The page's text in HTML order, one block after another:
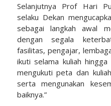
Selanjutnya Prof Hari
selaku Dekan
sebagai langkah awal
dengan segala
fasilitas, pengajar,
ikuti selama kuliah
mengukuti peta dan
serta mengunakan
baiknya.”